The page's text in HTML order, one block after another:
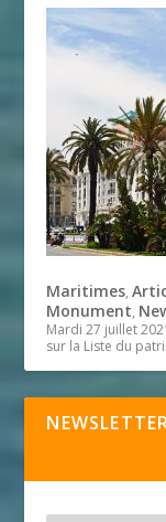
Maritimes,
Monument,
Mardi 27 juillet
sur la Liste du